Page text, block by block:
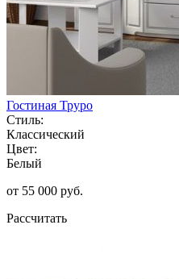
Гостиная Труро
Стиль:
Классический
Цвет:
Белый
от 55 000 руб.
Рассчитать